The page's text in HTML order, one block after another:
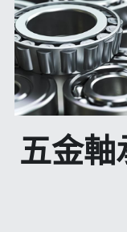
五金